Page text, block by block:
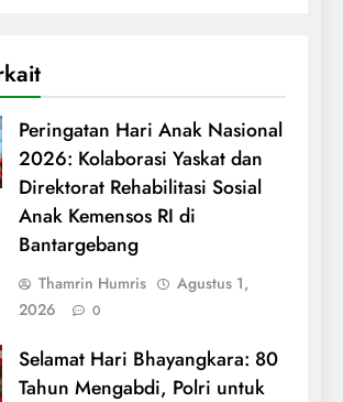
Peringatan Hari Anak Nasional
2026: Kolaborasi Yaskat dan
Direktorat Rehabilitasi Sosial
Anak Kemensos RI di
Bantargebang
Thamrin Humris
Agustus 1,
2026
0
Selamat Hari Bhayangkara: 80
Tahun Mengabdi, Polri untuk